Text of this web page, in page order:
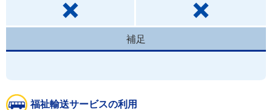
補足
福祉輸送サービスの利用